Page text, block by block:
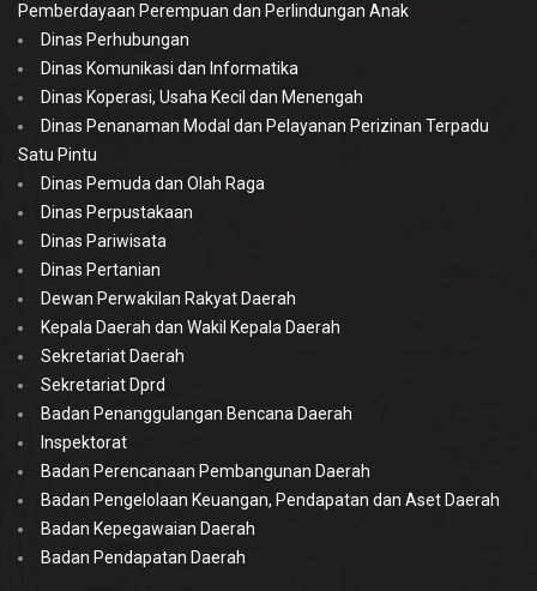
Pemberdayaan Perempuan dan Perlindungan Anak
Dinas Perhubungan
Dinas Komunikasi dan Informatika
Dinas Koperasi, Usaha Kecil dan Menengah
Dinas Penanaman Modal dan Pelayanan Perizinan Terpadu
Satu Pintu
Dinas Pemuda dan Olah Raga
Dinas Perpustakaan
Dinas Pariwisata
Dinas Pertanian
Dewan Perwakilan Rakyat Daerah
Kepala Daerah dan Wakil Kepala Daerah
Sekretariat Daerah
Sekretariat Dprd
Badan Penanggulangan Bencana Daerah
Inspektorat
Badan Perencanaan Pembangunan Daerah
Badan Pengelolaan Keuangan, Pendapatan dan Aset Daerah
Badan Kepegawaian Daerah
Badan Pendapatan Daerah